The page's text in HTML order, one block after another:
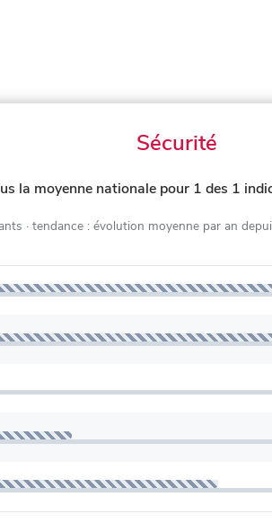
Sécurité
la moyenne nationale pour 1 des 1
· tendance : évolution moyenne par an